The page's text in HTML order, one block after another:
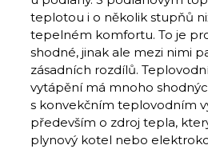
teplotou i o několik stupňů
tepelném komfortu. To je
shodné, jinak ale mezi nimi
zásadních rozdílů.
vytápění má mnoho
s konvekčním teplovodním
především o zdroj tepla,
plynový kotel nebo